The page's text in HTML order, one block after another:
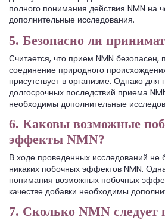
полного понимания действия NMN на
дополнительные исследования.
5. Безопасно ли
Считается, что прием NMN безопасен,
соединение природного
присутствует в организме. Однако
долгосрочных последствий приема
необходимы дополнительные
6. Каковы возможные
эффекты NMN?
В ходе проведенных исследований не
никаких побочных эффектов NMN.
понимания возможных побочных
качестве добавки необходимы
7. Сколько NMN следует